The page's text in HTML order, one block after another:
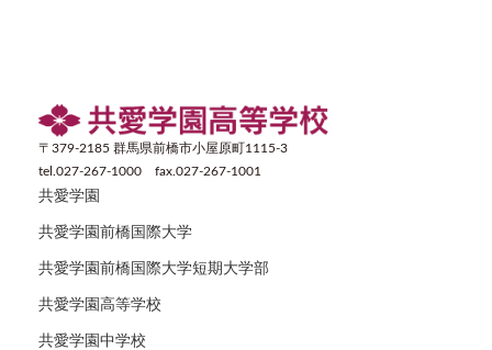
〒379-2185 群馬県前橋市小屋原町1115-3
tel.027-267-1000 fax.027-267-1001
共愛学園
共愛学園前橋国際大学
共愛学園前橋国際大学短期大学部
共愛学園高等学校
共愛学園中学校